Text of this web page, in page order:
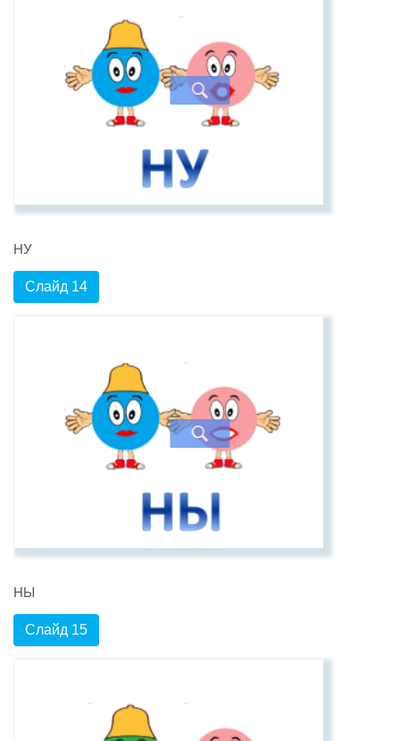
НУ
Слайд 14
НЫ
Слайд 15